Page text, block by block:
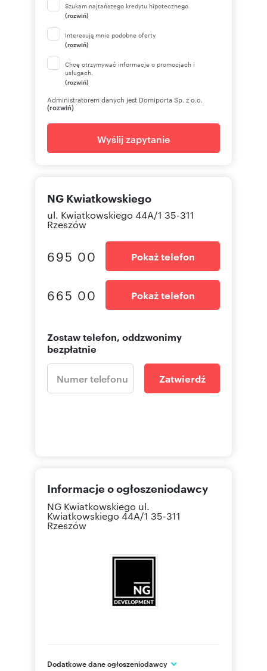
Szukam najtańszego kredytu hipotecznego
(rozwiń)
Interesują mnie podobne oferty
(rozwiń)
Chcę otrzymywać informacje o promocjach i
usługach.
(rozwiń)
Administratorem danych jest Domiporta Sp. z o.o.
(rozwiń)
Wyślij zapytanie
NG Kwiatkowskiego
ul. Kwiatkowskiego 44A/1 35-311
Rzeszów
695 00 Pokaż telefon
665 00 Pokaż telefon
Zostaw telefon, oddzwonimy
bezpłatnie
Zatwierdź
Informacje o ogłoszeniodawcy
NG Kwiatkowskiego ul.
Kwiatkowskiego 44A/1 35-311
Rzeszów
Dodatkowe dane ogłoszeniodawcy